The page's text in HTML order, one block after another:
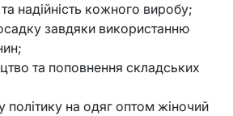
та надійність кожного виробу;
завдяки використанню
та поповнення складських
політику на одяг оптом жіночий